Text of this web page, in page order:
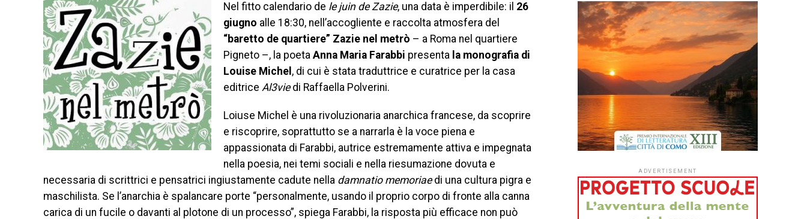
Nel fitto calendario de le juin de Zazie, una data è imperdibile: il 26
giugno alle 18:30, nell’accogliente e raccolta atmosfera del
“baretto de quartiere” Zazie nel metrò – a Roma nel quartiere
Pigneto –, la poeta Anna Maria Farabbi presenta la monografia di
Louise Michel , di cui è stata traduttrice e curatrice per la casa
editrice Al3viedi Raffaella Polverini.
Loiuse Michel è una rivoluzionaria anarchica francese, da scoprire
e riscoprire, soprattutto se a narrarla è la voce piena e
appassionata di Farabbi, autrice estremamente attiva e impegnata
nella poesia, nei temi sociali e nella riesumazione dovuta e
necessaria di scrittrici e pensatrici ingiustamente cadute nella damnatio memoriaedi una cultura pigra e
maschilista. Se l’anarchia è spalancare porte “personalmente, usando il proprio corpo di fronte alla canna
carica di un fucile o davanti al plotone di un processo”, spiega Farabbi, la risposta più efficace non può
ADVERTISEMENT